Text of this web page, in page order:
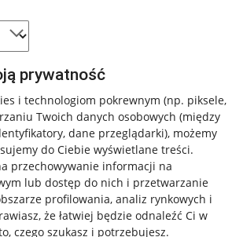
prywatność
i technologiom pokrewnym (np. piksele,
Twoich danych osobowych (między
dane przeglądarki), możemy
do Ciebie wyświetlane treści.
przechowywanie informacji na
lub dostęp do nich i przetwarzanie
profilowania, analiz rynkowych i
że łatwiej będzie odnaleźć Ci w
czego szukasz i potrzebujesz.